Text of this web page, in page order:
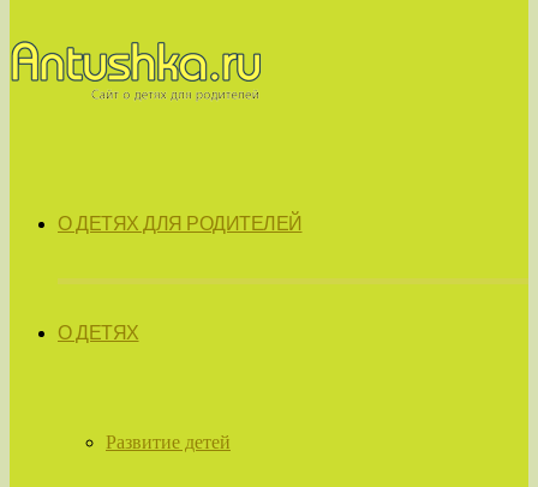
О ДЕТЯХ ДЛЯ РОДИТЕЛЕЙ
О ДЕТЯХ
Развитие детей